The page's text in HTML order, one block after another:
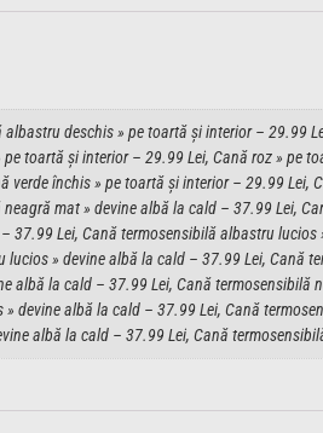
deschis » pe toartă și interior – 29.99
toartă și interior – 29.99 Lei, Cană roz » pe
verde închis » pe toartă și interior – 29.99
mat » devine albă la cald – 37.99 Lei,
37.99 Lei, Cană termosensibilă albastru
» devine albă la cald – 37.99 Lei, Cană
albă la cald – 37.99 Lei, Cană
devine albă la cald – 37.99 Lei, Cană
albă la cald – 37.99 Lei, Cană